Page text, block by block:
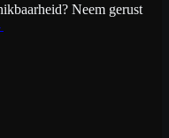
Neem gerust